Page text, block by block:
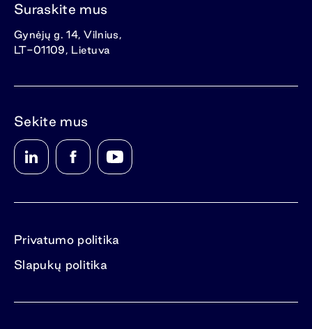
Suraskite mus
Gynėjų g. 14, Vilnius,
LT-01109, Lietuva
Sekite mus
Privatumo politika
Slapukų politika